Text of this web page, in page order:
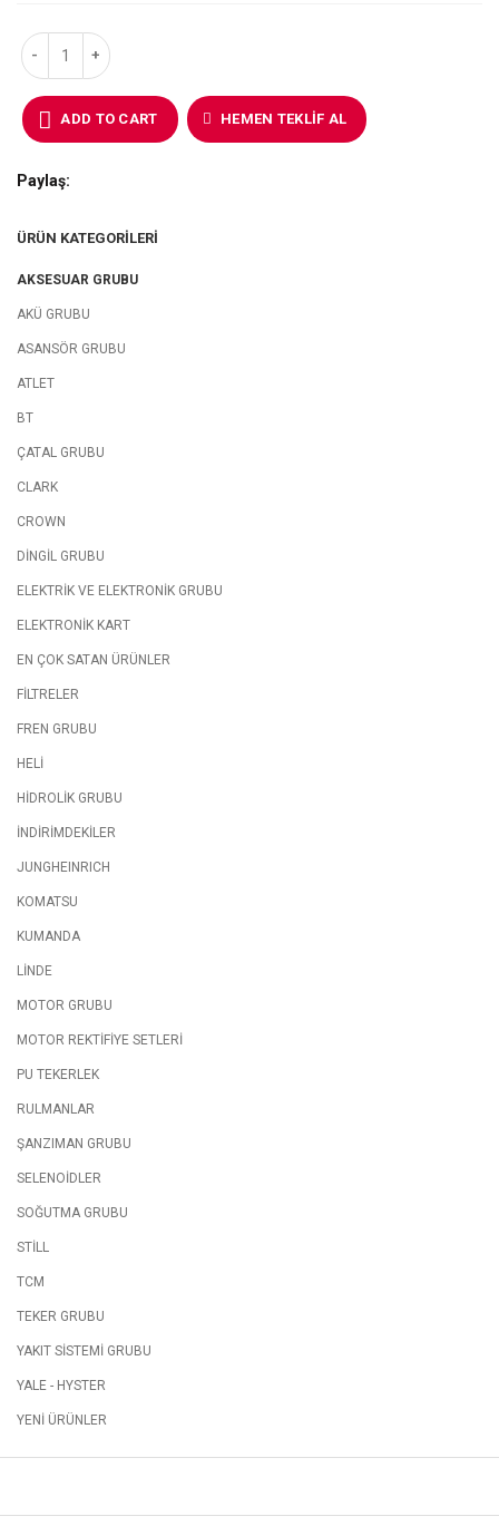
ADD TO CART HEMEN TEKLIF AL
Paylaş
ÜRÜN KATEGORILERI
AKSESUAR GRUBU
AKÜ GRUBU
ASANSÖR GRUBU
ATLET
BT
ÇATAL GRUBU
CLARK
CROWN
DİNGİL GRUBU
ELEKTRİK VE ELEKTRONİK GRUBU
ELEKTRONİK KART
EN ÇOK SATAN ÜRÜNLER
FİLTRELER
FREN GRUBU
HELİ
HİDROLİK GRUBU
İNDİRİMDEKİLER
JUNGHEINRICH
KOMATSU
KUMANDA
LİNDE
MOTOR GRUBU
MOTOR REKTİFİYE SETLERİ
PU TEKERLEK
RULMANLAR
ŞANZIMAN GRUBU
SELENOİDLER
SOĞUTMA GRUBU
STİLL
TCM
TEKER GRUBU
YAKIT SİSTEMİ GRUBU
YALE - HYSTER
YENİ ÜRÜNLER